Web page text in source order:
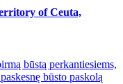
of Ceuta,
būstą perkantiesiems,
būsto paskolą